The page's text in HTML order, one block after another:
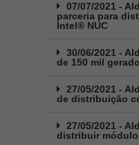
07/07/2021 -
parceria para
Intel® NUC
30/06/2021 -
de 150 mil
27/05/2021 -
de distribuição
27/05/2021 -
distribuir